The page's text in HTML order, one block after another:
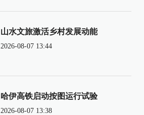
山水文旅激活乡村发展动能
2026-08-07 13:44
哈伊高铁启动按图运行试验
2026-08-07 13:38